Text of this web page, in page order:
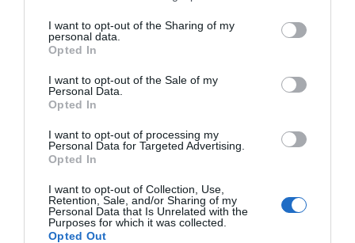
I want to opt-out of the Sharing of my
personal data.
Opted In
I want to opt-out of the Sale of my
Personal Data.
Opted In
I want to opt-out of processing my
Personal Data for Targeted Advertising.
Opted In
I want to opt-out of Collection, Use,
Retention, Sale, and/or Sharing of my
Personal Data that Is Unrelated with the
Purposes for which it was collected.
Opted Out